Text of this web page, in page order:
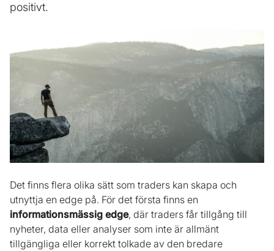
positivt.
Det finns flera olika sätt som traders kan skapa och
utnyttja en edge på. För det första finns en
informationsmässig edge, där traders får tillgång till
nyheter, data eller analyser som inte är allmänt
tillgängliga eller korrekt tolkade av den bredare